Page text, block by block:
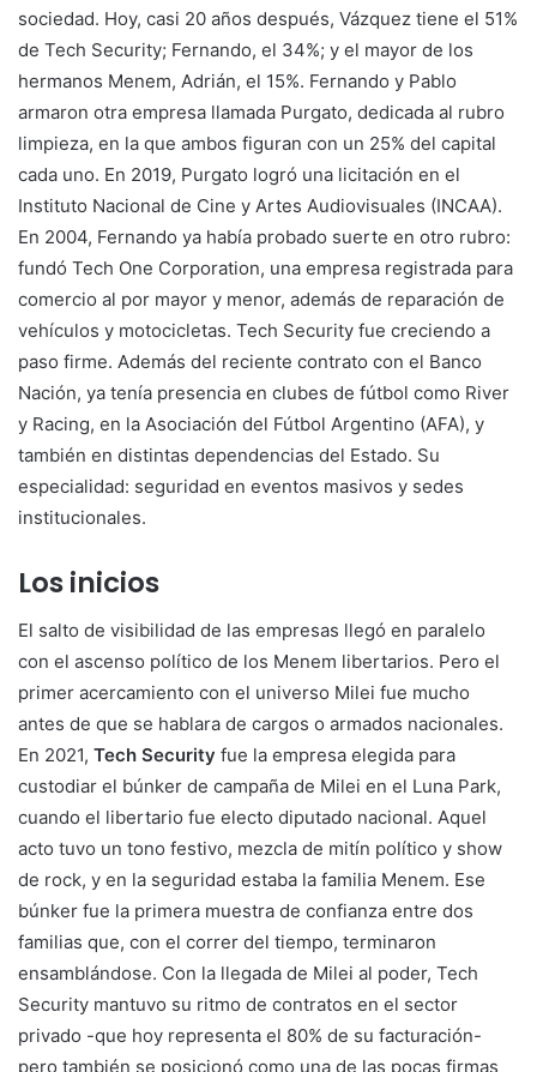
sociedad. Hoy, casi 20 años después, Vázquez tiene el 51%
de Tech Security; Fernando, el 34%; y el mayor de los
hermanos Menem, Adrián, el 15%. Fernando y Pablo
armaron otra empresa llamada Purgato, dedicada al rubro
limpieza, en la que ambos figuran con un 25% del capital
cada uno. En 2019, Purgato logró una licitación en el
Instituto Nacional de Cine y Artes Audiovisuales (INCAA).
En 2004, Fernando ya había probado suerte en otro rubro:
fundó Tech One Corporation, una empresa registrada para
comercio al por mayor y menor, además de reparación de
vehículos y motocicletas. Tech Security fue creciendo a
paso firme. Además del reciente contrato con el Banco
Nación, ya tenía presencia en clubes de fútbol como River
y Racing, en la Asociación del Fútbol Argentino (AFA), y
también en distintas dependencias del Estado. Su
especialidad: seguridad en eventos masivos y sedes
institucionales.
Los inicios
El salto de visibilidad de las empresas llegó en paralelo
con el ascenso político de los Menem libertarios. Pero el
primer acercamiento con el universo Milei fue mucho
antes de que se hablara de cargos o armados nacionales.
En 2021, Tech Security fue la empresa elegida para
custodiar el búnker de campaña de Milei en el Luna Park,
cuando el libertario fue electo diputado nacional. Aquel
acto tuvo un tono festivo, mezcla de mitín político y show
de rock, y en la seguridad estaba la familia Menem. Ese
búnker fue la primera muestra de confianza entre dos
familias que, con el correr del tiempo, terminaron
ensamblándose. Con la llegada de Milei al poder, Tech
Security mantuvo su ritmo de contratos en el sector
privado -que hoy representa el 80% de su facturación-
pero también se posicionó como una de las pocas firmas